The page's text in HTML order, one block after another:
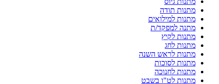
מתנות תודה
מתנות למילואים
מתנה למפקד/ת
מתנות לקיץ
מתנות לחג
מתנות לראש השנה
מתנות לסוכות
מתנות לחנוכה
מתנות לט"ו בשבט